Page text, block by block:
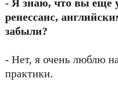
- Я знаю, что вы еще
ренессанс,
забыли?
- Нет, я очень люблю
практики.